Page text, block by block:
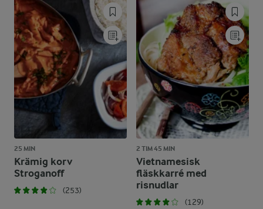
25 MIN
Krämig korv
Stroganoff
(253)
2 TIM 45 MIN
Vietnamesisk
fläskkarré med
risnudlar
(129)